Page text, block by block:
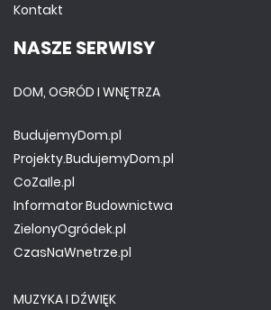
Kontakt
NASZE SERWISY
DOM, OGRÓD I WNĘTRZA
BudujemyDom.pl
Projekty.BudujemyDom.pl
CoZaIle.pl
Informator Budownictwa
ZielonyOgródek.pl
CzasNaWnetrze.pl
MUZYKA I DŹWIĘK